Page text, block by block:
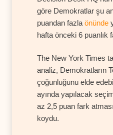
göre Demokratlar şu
puandan fazla önünde
hafta önceki 6 puanlık
The New York Times
analiz, Demokratların
çoğunluğunu elde
ayında yapılacak
az 2,5 puan fark
koydu.